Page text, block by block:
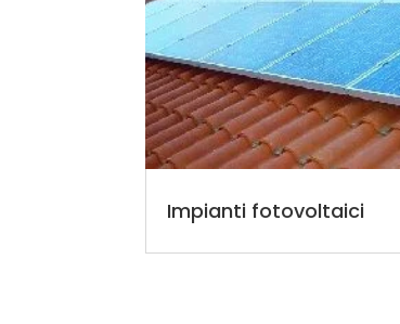
Impianti fotovoltaici